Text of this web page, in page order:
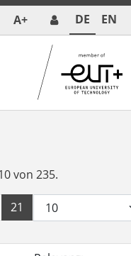
A+ DE EN
von 235.
21 22